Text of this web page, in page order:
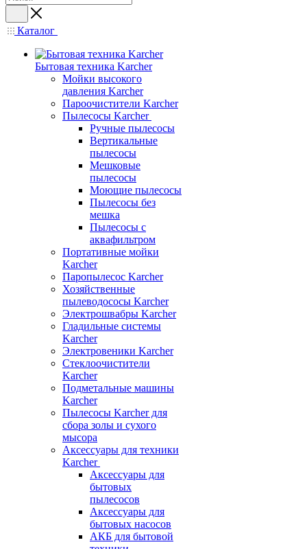
Каталог
Бытовая техника Karcher
Мойки высокого
давления Karcher
Пароочистители Karcher
Пылесосы Karcher
Ручные пылесосы
Вертикальные
пылесосы
Мешковые
пылесосы
Моющие пылесосы
Пылесосы без
мешка
Пылесосы с
аквафильтром
Портативные мойки
Karcher
Паропылесос Karcher
Хозяйственные
пылеводососы Karcher
Электрошвабры Karcher
Гладильные системы
Karcher
Электровеники Karcher
Стеклоочистители
Karcher
Подметальные машины
Karcher
Пылесосы Karcher для
сбора золы и сухого
мысора
Аксессуары для техники
Karcher
Аксессуары для
бытовых
пылесосов
Аксессуары для
бытовых насосов
АКБ для бытовой